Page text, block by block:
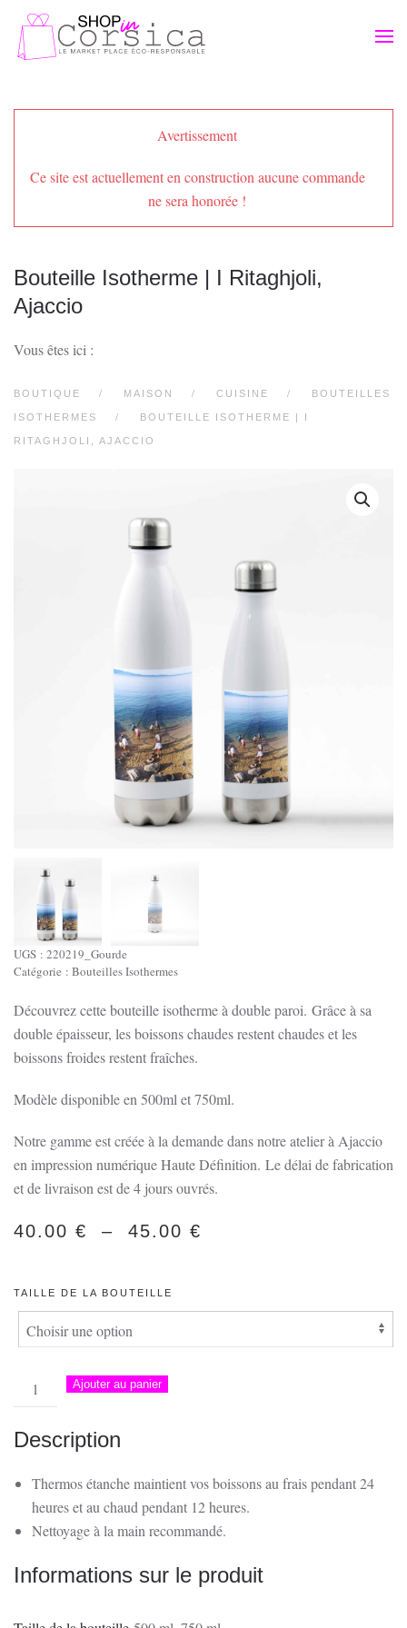
Passer au contenu principal
Avertissement
Ce site est actuellement en construction aucune commande
ne sera honorée !
Bouteille Isotherme | I Ritaghjoli,
Ajaccio
Vous êtes ici :
BOUTIQUE MAISON CUISINE BOUTEILLES
ISOTHERMES BOUTEILLE ISOTHERME | I
RITAGHJOLI, AJACCIO
UGS : 220219_Gourde
Catégorie : Bouteilles Isothermes
Découvrez cette bouteille isotherme à double paroi. Grâce à sa
double épaisseur, les boissons chaudes restent chaudes et les
boissons froides restent fraîches.
Modèle disponible en 500ml et 750ml.
Notre gamme est créée à la demande dans notre atelier à Ajaccio
en impression numérique Haute Définition. Le délai de fabrication
et de livraison est de 4 jours ouvrés.
40.00 € – 45.00 €
40.00 €
TAILLE DE LA BOUTEILLE
quantité
de
Bouteille
Isotherme
Ritaghjoli,
Ajouter au panier
Description
Thermos étanche maintient vos boissons au frais pendant 24
heures et au chaud pendant 12 heures.
Nettoyage à la main recommandé.
Informations sur le produit